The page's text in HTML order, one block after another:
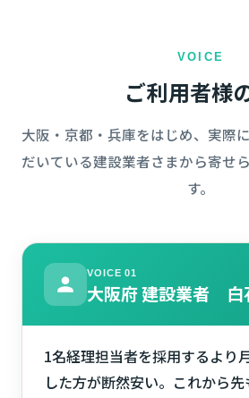
VOICE
ご利用者様
大阪・京都・兵庫をはじめ、実際
だいている建設業者さまから寄せ
す。
VOICE 01
大阪府 建設業者 白
1名経理担当者を採用するより
した方が断然安い。これから